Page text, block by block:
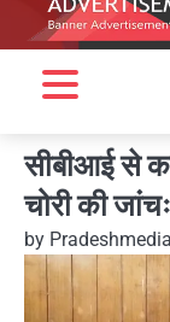
सीबीआई से
चोरी की
by Pradeshmedia